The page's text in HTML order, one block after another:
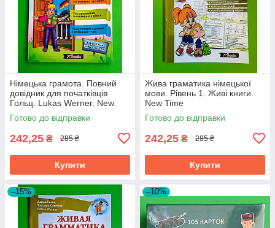
Німецька грамота. Повний
довідник для початківців
Гольц. Lukas Werner. New
Time
Готово до відправки
242,25 ₴ 285 ₴
Купити
Жива граматика німецької
мови. Рівень 1. Живі книги.
New Time
Готово до відправки
242,25 ₴ 285 ₴
Купити
–15% –10%